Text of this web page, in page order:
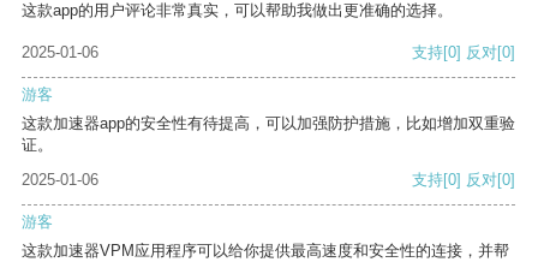
这款app的用户评论非常真实，可以帮助我做出更准确的选择。
2025-01-06 支持[0] 反对[0]
游客
这款加速器app的安全性有待提高，可以加强防护措施，比如增加双重验
证。
2025-01-06
支持[0] 反对[0]
游客
这款加速器VPM应用程序可以给你提供最高速度和安全性的连接，并帮